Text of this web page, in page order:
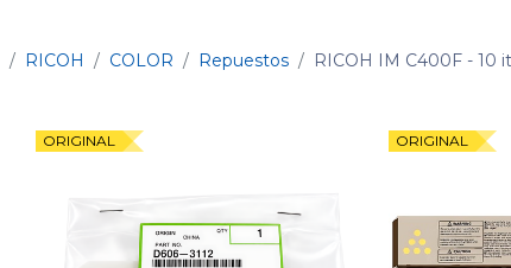
RICOH COLOR Repuestos RICOH IM C400F- 10
ORIGINAL ORIGINAL